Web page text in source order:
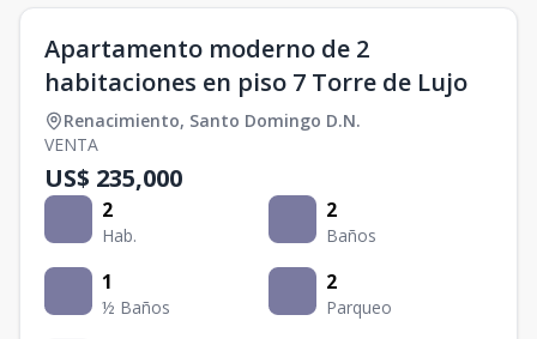
Apartamento moderno de 2
habitaciones en piso 7 Torre de Lujo
Renacimiento, Santo Domingo D.N.
VENTA
US$ 235,000
2
Hab.
2
Baños
1
½ Baños
2
Parqueo